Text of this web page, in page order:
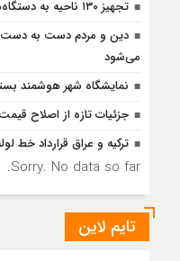
تجهیز ۱۳۰ ناحیه به دستگاه‌های صدور آنی کارت سوخت
دین و مردم دست به‌ دست
می‌شود
نمایشگاه شهر هوشمند
جزئیات تازه از اصلاح
ترکیه و عراق قرارداد خط
Sorry. No data so far.
تایم لاین